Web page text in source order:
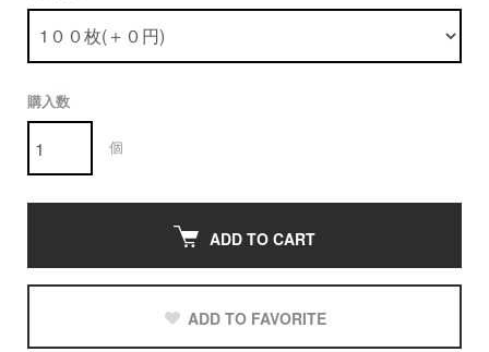
購入数
個
ADD TO CART
ADD TO FAVORITE